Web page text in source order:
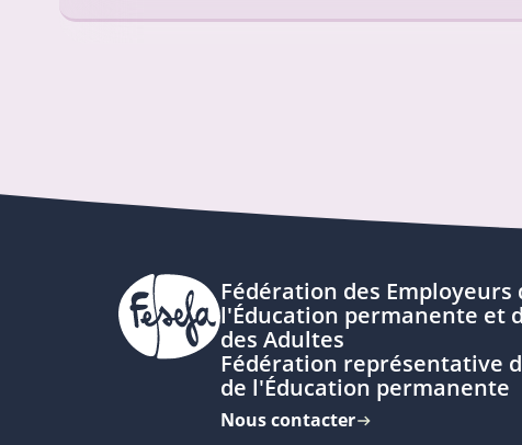
Fédération des Employeurs
l'Éducation permanente et
des Adultes
Fédération représentative
de l'Éducation permanente
Nous contacter